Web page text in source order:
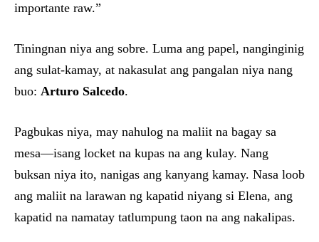
importante raw.”
Tiningnan niya ang sobre. Luma ang papel, nanginginig
ang sulat-kamay, at nakasulat ang pangalan niya nang
buo: Arturo Salcedo.
Pagbukas niya, may nahulog na maliit na bagay sa
mesa—isang locket na kupas na ang kulay. Nang
buksan niya ito, nanigas ang kanyang kamay. Nasa loob
ang maliit na larawan ng kapatid niyang si Elena, ang
kapatid na namatay tatlumpung taon na ang nakalipas.